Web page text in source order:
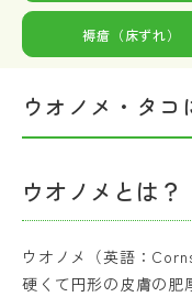
褥瘡（床ずれ）
ウオノメ・タコ
ウオノメとは？
ウオノメ（英語：
硬くて円形の皮膚の肥